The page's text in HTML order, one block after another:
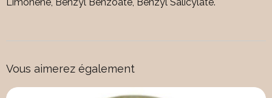
Vous aimerez également